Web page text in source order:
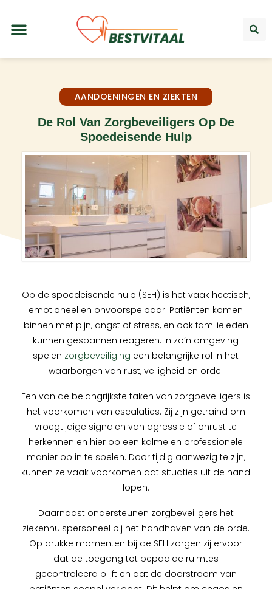
AANDOENINGEN EN ZIEKTEN
De Rol Van Zorgbeveiligers Op De
Spoedeisende Hulp
Op de spoedeisende hulp (SEH) is het vaak hectisch,
emotioneel en onvoorspelbaar. Patiënten komen
binnen met pijn, angst of stress, en ook familieleden
kunnen gespannen reageren. In zo’n omgeving
spelen zorgbeveiliging een belangrijke rol in het
waarborgen van rust, veiligheid en orde.
Een van de belangrijkste taken van zorgbeveiligers is
het voorkomen van escalaties. Zij zijn getraind om
vroegtijdige signalen van agressie of onrust te
herkennen en hier op een kalme en professionele
manier op in te spelen. Door tijdig aanwezig te zijn,
kunnen ze vaak voorkomen dat situaties uit de hand
lopen.
Daarnaast ondersteunen zorgbeveiligers het
ziekenhuispersoneel bij het handhaven van de orde.
Op drukke momenten bij de SEH zorgen zij ervoor
dat de toegang tot bepaalde ruimtes
gecontroleerd blijft en dat de doorstroom van